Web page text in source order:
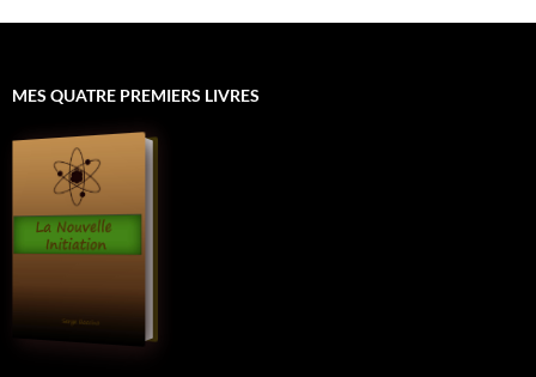
MES QUATRE PREMIERS LIVRES